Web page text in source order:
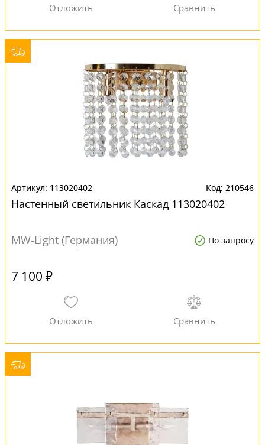
113020402 210546
Настенный светильник Каскад 113020402
MW-Light (Германия) По запросу
7 100 ₽